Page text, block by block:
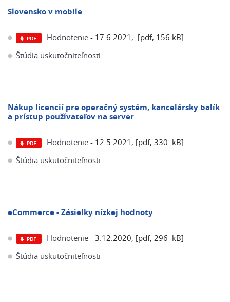
Slovensko v mobile
Hodnotenie - 17.6.2021, [pdf, 156 kB]
Štúdia uskutočniteľnosti
Nákup licencií pre operačný systém, kancelársky balík
a prístup používateľov na server
Hodnotenie - 12.5.2021, [pdf, 330 kB]
Štúdia uskutočniteľnosti
eCommerce - Zásielky nízkej hodnoty
Hodnotenie - 3.12.2020, [pdf, 296 kB]
Štúdia uskutočniteľnosti